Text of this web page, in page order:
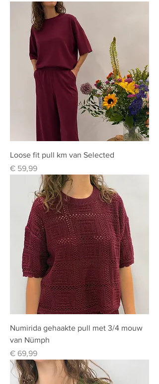
Loose fit pull km van Selected
Prijs
€ 59,99
Numirida gehaakte pull met 3/4 mouw
van Nümph
Prijs
€ 69,99